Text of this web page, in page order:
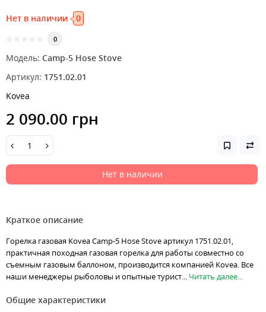
Нет в наличии 0
0
Модель: Camp-5 Hose Stove
Артикул: 1751.02.01
Kovea
2 090.00 грн
Нет в наличии
Краткое описание
Горелка газовая Kovea Camp-5 Hose Stove артикул 1751.02.01,
практичная походная газовая горелка для работы совместно со
съемным газовым баллоном, производится компанией Kovea. Все
наши менеджеры рыболовы и опытные турист... Читать далее...
Общие характеристики